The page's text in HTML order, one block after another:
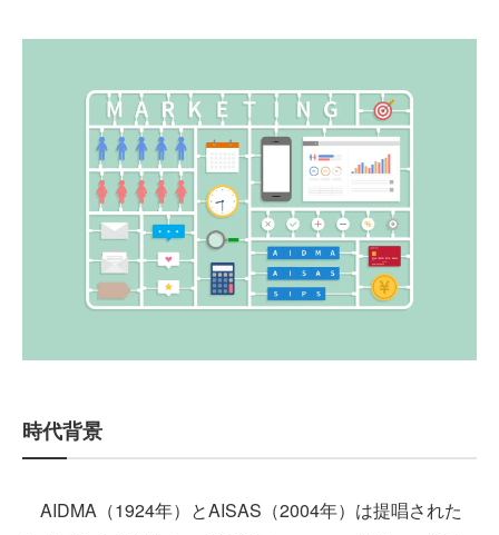
時代背景
AIDMA（1924年）とAISAS（2004年）は提唱された